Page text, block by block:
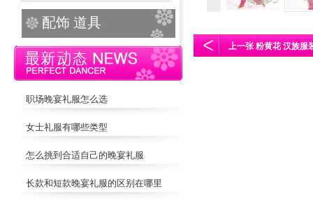
配饰 道具
职场晚宴礼服怎么选
女士礼服有哪些类型
怎么挑到合适自己的晚宴礼服
长款和短款晚宴礼服的区别在哪里
上一张 粉黄花 汉族服